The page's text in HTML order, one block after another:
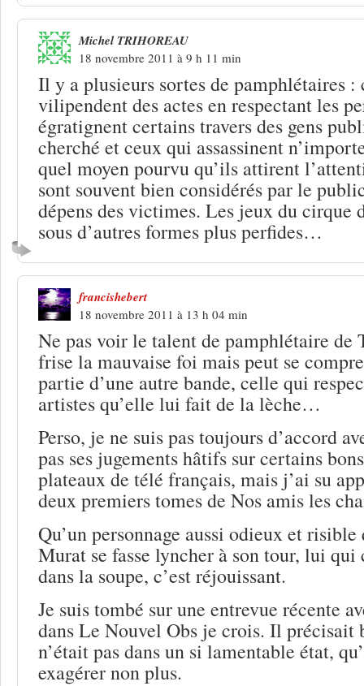
Michel TRIHOREAU
18 novembre 2011 à 9 h 11 min
Il y a plusieurs sortes de pamphlétaires :
vilipendent des actes en respectant les
égratignent certains travers des gens
cherché et ceux qui assassinent
quel moyen pourvu qu’ils attirent
sont souvent bien considérés par le
dépens des victimes. Les jeux du cirque
sous d’autres formes plus perfides…
francishebert
18 novembre 2011 à 13 h 04 min
Ne pas voir le talent de pamphlétaire de
frise la mauvaise foi mais peut se
partie d’une autre bande, celle qui
artistes qu’elle lui fait de la lèche…
Perso, je ne suis pas toujours d’accord
pas ses jugements hâtifs sur certains
plateaux de télé français, mais j’ai su
deux premiers tomes de Nos amis les
Qu’un personnage aussi odieux et
Murat se fasse lyncher à son tour, lui qui
dans la soupe, c’est réjouissant.
Je suis tombé sur une entrevue récente
dans Le Nouvel Obs je crois. Il précisait
n’était pas dans un si lamentable état,
exagérer non plus.